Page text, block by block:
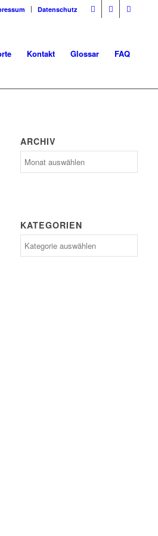
Datenschutz
Kontakt Glossar FAQ
ARCHIV
KATEGORIEN